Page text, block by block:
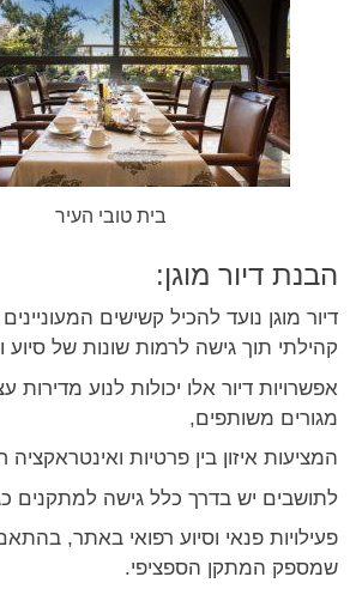
בית טובי העיר
הבנת דיור מוגן:
דיור מוגן נועד להכיל קשישים
קהילתי תוך גישה לרמות שונות של סיוע
אפשרויות דיור אלו יכולות לנוע מדירות
מגורים משותפים,
המציעות איזון בין פרטיות
לתושבים יש בדרך כלל גישה למתקנים
פעילויות פנאי וסיוע רפואי באתר,
שמספק המתקן הספציפי.